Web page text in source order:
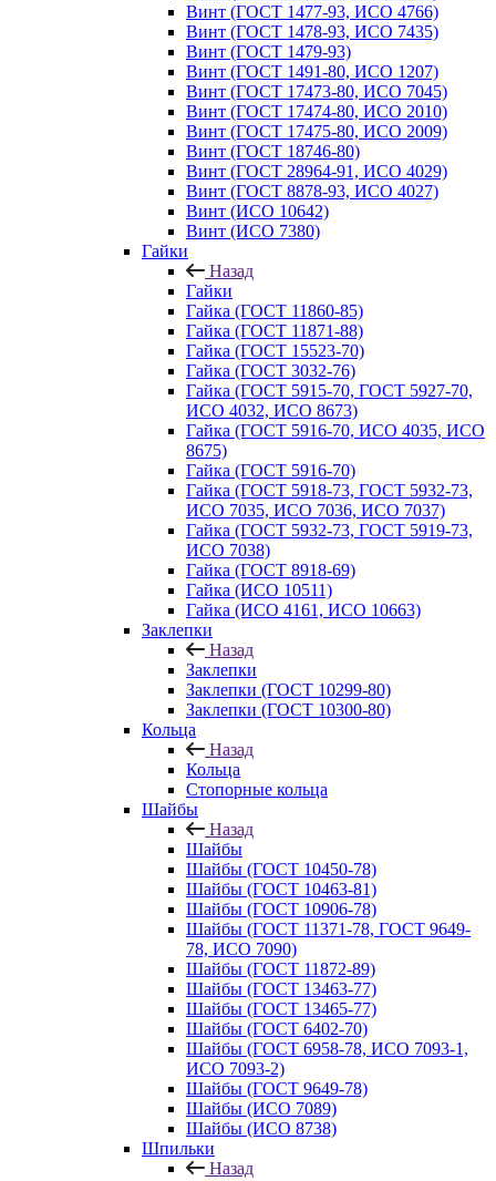
Винт (ГОСТ 1477-93, ИСО 4766)
Винт (ГОСТ 1478-93, ИСО 7435)
Винт (ГОСТ 1479-93)
Винт (ГОСТ 1491-80, ИСО 1207)
Винт (ГОСТ 17473-80, ИСО 7045)
Винт (ГОСТ 17474-80, ИСО 2010)
Винт (ГОСТ 17475-80, ИСО 2009)
Винт (ГОСТ 18746-80)
Винт (ГОСТ 28964-91, ИСО 4029)
Винт (ГОСТ 8878-93, ИСО 4027)
Винт (ИСО 10642)
Винт (ИСО 7380)
Гайки
Назад
Гайки
Гайка (ГОСТ 11860-85)
Гайка (ГОСТ 11871-88)
Гайка (ГОСТ 15523-70)
Гайка (ГОСТ 3032-76)
Гайка (ГОСТ 5915-70, ГОСТ 5927-70,
ИСО 4032, ИСО 8673)
Гайка (ГОСТ 5916-70, ИСО 4035, ИСО
8675)
Гайка (ГОСТ 5916-70)
Гайка (ГОСТ 5918-73, ГОСТ 5932-73,
ИСО 7035, ИСО 7036, ИСО 7037)
Гайка (ГОСТ 5932-73, ГОСТ 5919-73,
ИСО 7038)
Гайка (ГОСТ 8918-69)
Гайка (ИСО 10511)
Гайка (ИСО 4161, ИСО 10663)
Заклепки
Назад
Заклепки
Заклепки (ГОСТ 10299-80)
Заклепки (ГОСТ 10300-80)
Кольца
Назад
Кольца
Стопорные кольца
Шайбы
Назад
Шайбы
Шайбы (ГОСТ 10450-78)
Шайбы (ГОСТ 10463-81)
Шайбы (ГОСТ 10906-78)
Шайбы (ГОСТ 11371-78, ГОСТ 9649-
78, ИСО 7090)
Шайбы (ГОСТ 11872-89)
Шайбы (ГОСТ 13463-77)
Шайбы (ГОСТ 13465-77)
Шайбы (ГОСТ 6402-70)
Шайбы (ГОСТ 6958-78, ИСО 7093-1,
ИСО 7093-2)
Шайбы (ГОСТ 9649-78)
Шайбы (ИСО 7089)
Шайбы (ИСО 8738)
Шпильки
Назад